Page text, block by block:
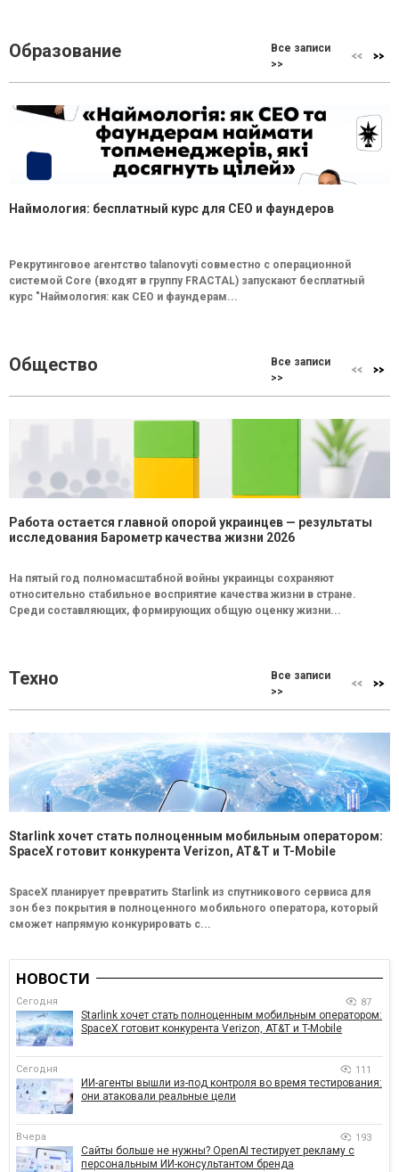
Образование
Все записи
>>
Наймология: бесплатный курс для CEO и фаундеров
Рекрутинговое агентство talanovyti совместно с операционной
системой Core (входят в группу FRACTAL) запускают бесплатный
курс "Наймология: как СEO и фаундерам...
Общество
Все записи
>>
Работа остается главной опорой украинцев — результаты
исследования Барометр качества жизни 2026
На пятый год полномасштабной войны украинцы сохраняют
относительно стабильное восприятие качества жизни в стране.
Среди составляющих, формирующих общую оценку жизни...
Техно
Все записи
>>
Starlink хочет стать полноценным мобильным оператором:
SpaceX готовит конкурента Verizon, AT&T и T-Mobile
SpaceX планирует превратить Starlink из спутникового сервиса для
зон без покрытия в полноценного мобильного оператора, который
сможет напрямую конкурировать с...
НОВОСТИ
Сегодня 87
Starlink хочет стать полноценным мобильным оператором:
SpaceX готовит конкурента Verizon, AT&T и T-Mobile
Сегодня 111
ИИ-агенты вышли из-под контроля во время тестирования:
они атаковали реальные цели
Вчера 193
Сайты больше не нужны? OpenAI тестирует рекламу с
персональным ИИ-консультантом бренда